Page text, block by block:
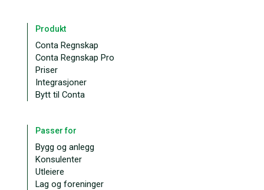
Produkt
Conta Regnskap
Conta Regnskap Pro
Priser
Integrasjoner
Bytt til Conta
Passer for
Bygg og anlegg
Konsulenter
Utleiere
Lag og foreninger